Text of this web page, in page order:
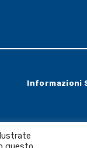
Informazioni